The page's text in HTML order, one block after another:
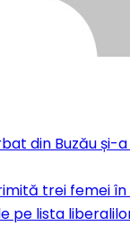
din Buzău și-
trei femei
pe lista liberalilor